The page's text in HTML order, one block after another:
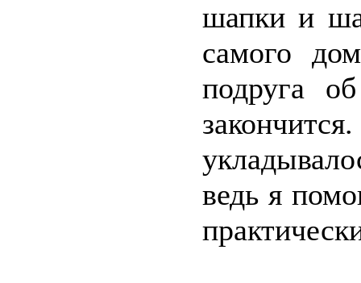
шапки и
самого
подруга
ведь я